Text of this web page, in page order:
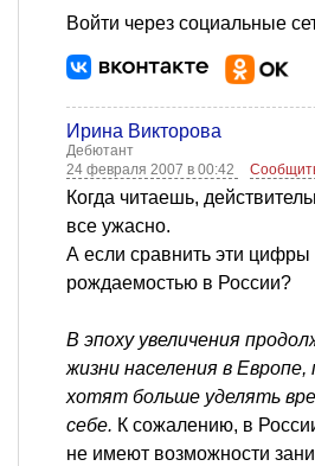
Войти через социальные
Ирина Викторова
Дебютант
24 февраля 2007 в 00:42
Когда читаешь,
все ужасно.
А если сравнить эти
рождаемостью в России?
В эпоху увеличения
жизни населения в
хотят больше уделять
себе. К сожалению, в
не имеют возможности